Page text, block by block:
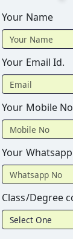
Your Name
Your Email Id.
Your Mobile
Your
Class/Degree